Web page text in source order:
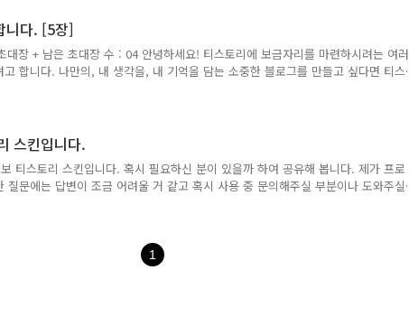
간은 어제지만 어제 확인은 못하고 오늘 아침
다음 클라우드 각각 100G씩 토탈 200G의 용량으
과 티스토리에 감사드리며 잘 사용하겠습니다. 안
30G 때 부터 사용하다 보니 벌..
니다. [5장]
장 + 남은 초대장 수 : 04 안녕하세요! 티스토리에 보금자리를 마련하시려는 여러
합니다. 나만의, 내 생각을, 내 기억을 담는 소중한 블로그를 만들고 싶다면 티스
블로그는 초대에 의해서만 가입이 가능합니다. 원하시는 분은 댓글에 E-mail 주소
드립니다. 남겨주실 때에는 꼭 비밀댓글로 남겨주세요! 초대장을 보내드리고 바로 개
일 주소가 정상적인 분 3. 블로그를 시작하려는 이유를 남겨주신 분! No 이런 분
스킨입니다.
티스토리 스킨입니다. 혹시 필요하신 분이 있을까 하여 공유해 봅니다. 제가 프로
질문에는 답변이 조금 어려울 거 같고 혹시 사용 중 문의해주실 부분이나 도와주실
~~ ^^;
1